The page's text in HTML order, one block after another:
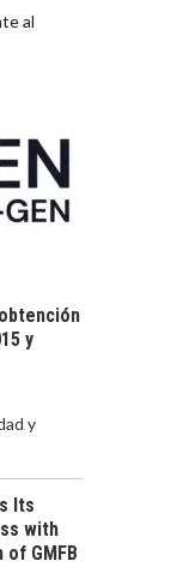
al
y
y
Its
with
GMFB